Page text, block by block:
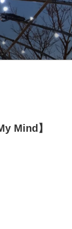
Mind】